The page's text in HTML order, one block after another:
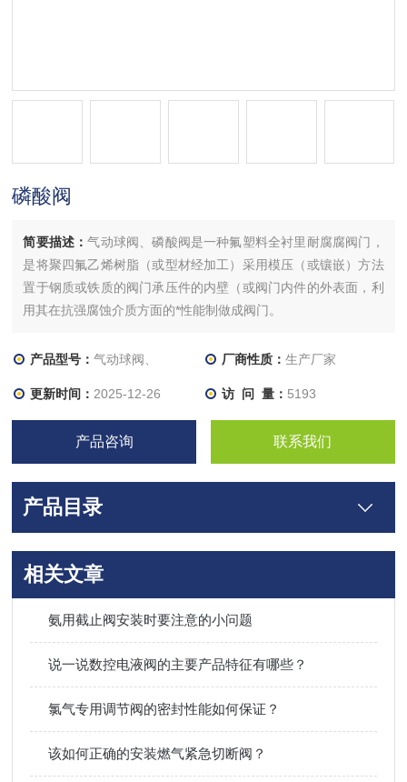
磷酸阀
简要描述：气动球阀、磷酸阀是一种氟塑料全衬里耐腐腐阀门，
是将聚四氟乙烯树脂（或型材经加工）采用模压（或镶嵌）方法
置于钢质或铁质的阀门承压件的内壁（或阀门内件的外表面，利
用其在抗强腐蚀介质方面的*性能制做成阀门。
产品型号：气动球阀、 厂商性质： 生产厂家
更新时间： 2025-12-26 访 问 量： 5193
产品咨询 联系我们
产品目录
相关文章
氨用截止阀安装时要注意的小问题
说一说数控电液阀的主要产品特征有哪些？
氯气专用调节阀的密封性能如何保证？
该如何正确的安装燃气紧急切断阀？